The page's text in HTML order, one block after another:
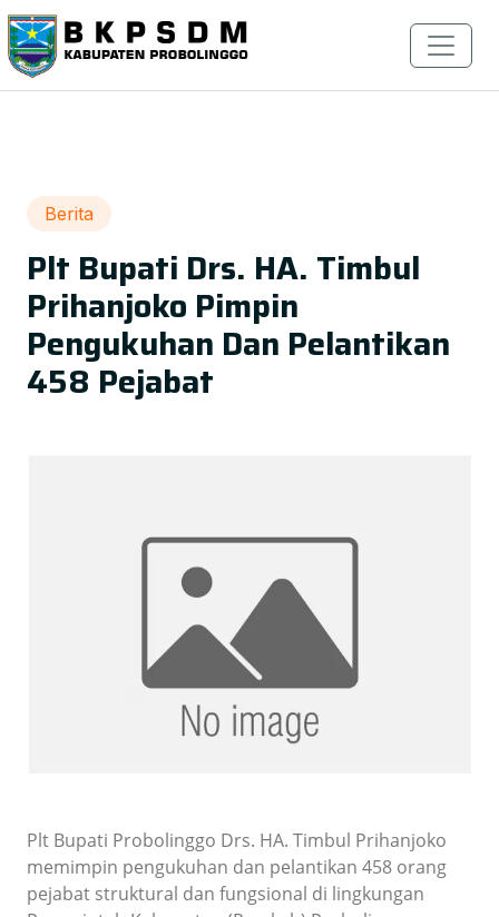
Berita
Plt Bupati Drs. HA. Timbul
Prihanjoko Pimpin
Pengukuhan Dan Pelantikan
458 Pejabat
Plt Bupati Probolinggo Drs. HA. Timbul Prihanjoko
memimpin pengukuhan dan pelantikan 458 orang
pejabat struktural dan fungsional di lingkungan